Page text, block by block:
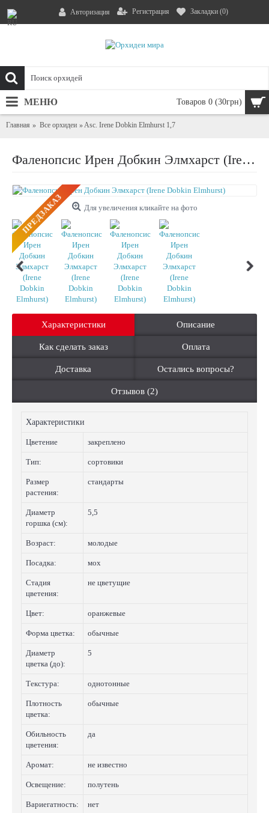
Авторизация Регистрация Закладки (0)
Товаров 0 (30грн)
МЕНЮ
Главная Все орхидеи Asc. Irene Dobkin Elmhurst 1,7
Фаленопсис Ирен Добкин Элмхарст (Irene Dobkin Elmhurst)
ПРЕДЗАКАЗ Для увеличения кликайте на фото
Характеристики Описание
Как сделать заказ Оплата
Доставка Остались вопросы?
Отзывов (2)
Характеристики
Цветение закреплено
Тип: сортовики
Размер
растения:
стандарты
Диаметр
горшка (см):
5,5
Возраст: молодые
Посадка: мох
Стадия
цветения:
не цветущие
Цвет: оранжевые
Форма цветка: обычные
Диаметр
цветка (до):
5
Текстура: однотонные
Плотность
цветка:
обычные
Обильность
цветения:
да
Аромат: не известно
Освещение: полутень
Вариегатность: нет